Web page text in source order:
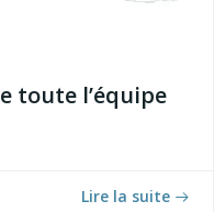
toute l’équipe
Lire la suite